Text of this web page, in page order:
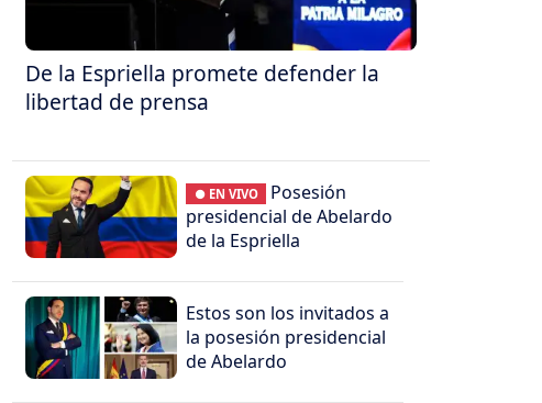
De la Espriella promete defender la
libertad de prensa
● EN VIVO
Posesión
presidencial de Abelardo
de la Espriella
Estos son los invitados a
la posesión presidencial
de Abelardo